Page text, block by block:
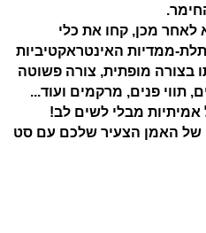
מכן, קחו את כלי
ממדיות האינטראקטיביות
בצורה מופתית, צורה פשוטה
תווי פנים, מרקמים ועוד...
אמיתיות מבלי לשים לב!
של האמן הצעיר שלכם עם סט